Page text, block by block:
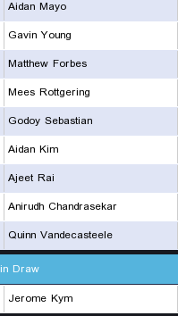
Aidan Mayo
Gavin Young
Matthew Forbes
Mees Rottgering
Godoy Sebastian
Aidan Kim
Ajeet Rai
Anirudh Chandrasekar
Quinn Vandecasteele
Draw
Jerome Kym